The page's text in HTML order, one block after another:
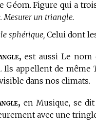
Géom. Figure qui a
Mesurer un triangle.
sphérique, Celui dont
est aussi Le nom
Ils appellent de même
dans nos climats.
en Musique, se
avec une